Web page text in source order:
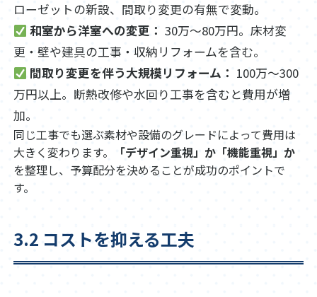
ローゼットの新設、間取り変更の有無で変動。
和室から洋室への変更： 30万〜80万円。床材変
更・壁や建具の工事・収納リフォームを含む。
間取り変更を伴う大規模リフォーム： 100万〜300
万円以上。断熱改修や水回り工事を含むと費用が増
加。
同じ工事でも選ぶ素材や設備のグレードによって費用は
大きく変わります。
「デザイン重視」か「機能重視」か
を整理し、予算配分を決めることが成功のポイントで
す。
3.2 コストを抑える工夫